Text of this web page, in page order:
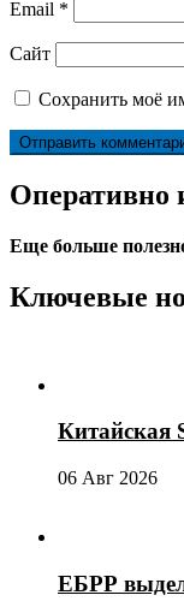
Email *
Сайт
Сохранить моё
Оперативно
Еще больше
Ключевые
Китайская
06 Авг 2026
ЕБРР